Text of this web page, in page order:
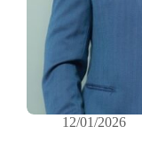
12/01/2026